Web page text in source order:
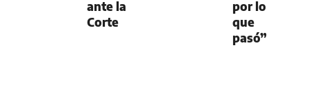
ante la
Corte
por lo
que
pasó”